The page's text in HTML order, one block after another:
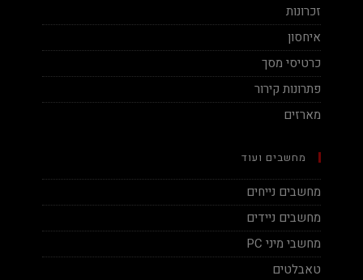
זכרונות
איחסון
כרטיסי מסך
פתרונות קירור
מארזים
מחשבים ועוד
מחשבים נייחים
מחשבים ניידים
מחשבי מיני PC
טאבלטים